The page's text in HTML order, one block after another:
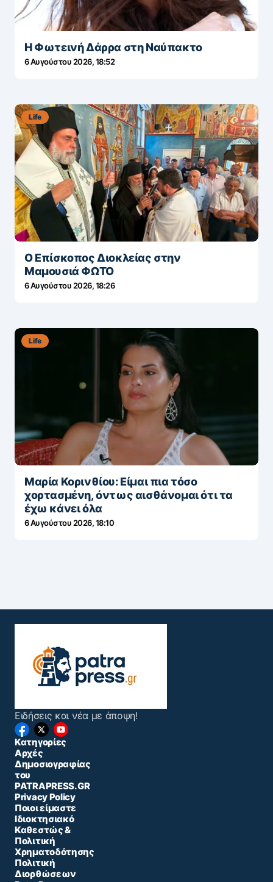
Η Φωτεινή Δάρρα στη Ναύπακτο
6 Αυγούστου 2026, 18:52
Life
Ο Επίσκοπος Διοκλείας στην
Μαμουσιά ΦΩΤΟ
6 Αυγούστου 2026, 18:26
Life
Μαρία Κορινθίου: Είμαι πια τόσο
χορτασμένη, όντως αισθάνομαι ότι τα
έχω κάνει όλα
6 Αυγούστου 2026, 18:10
Ειδήσεις και νέα με άποψη!
Κατηγορίες
Αρχές
Δημοσιογραφίας
του
PATRAPRESS.GR
Privacy Policy
Ποιοι είμαστε
Ιδιοκτησιακό
Καθεστώς &
Πολιτική
Χρηματοδότησης
Πολιτική
Διορθώσεων